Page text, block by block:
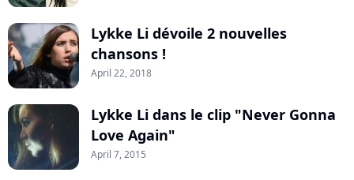
Lykke Li dévoile 2 nouvelles
chansons !
April 22, 2018
Lykke Li dans le clip "Never Gonna
Love Again"
April 7, 2015